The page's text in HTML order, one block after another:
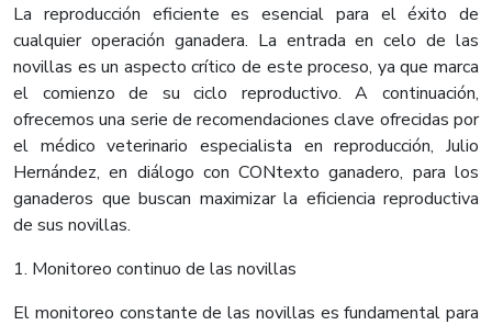
La reproducción eficiente es esencial para el éxito de
cualquier operación ganadera. La entrada en celo de las
novillas es un aspecto crítico de este proceso, ya que marca
el comienzo de su ciclo reproductivo. A continuación,
ofrecemos una serie de recomendaciones clave ofrecidas por
el médico veterinario especialista en reproducción, Julio
Hernández, en diálogo con CONtexto ganadero, para los
ganaderos que buscan maximizar la eficiencia reproductiva
de sus novillas.
1. Monitoreo continuo de las novillas
El monitoreo constante de las novillas es fundamental para